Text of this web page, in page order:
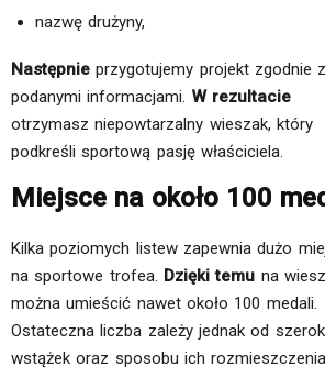
nazwę drużyny,
Następnie przygotujemy projekt zgodnie z
podanymi informacjami. W rezultacie
otrzymasz niepowtarzalny wieszak, który
podkreśli sportową pasję właściciela.
Miejsce na około 100
Kilka poziomych listew zapewnia dużo
na sportowe trofea. Dzięki temu na
można umieścić nawet około 100 medali.
Ostateczna liczba zależy jednak od
wstążek oraz sposobu ich